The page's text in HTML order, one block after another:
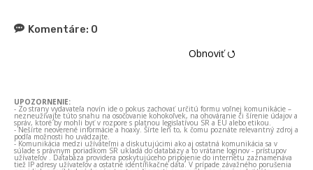
Komentáre: 0
Obnoviť ⭯
UPOZORNENIE:
- Zo strany vydavateľa novín ide o pokus zachovať určitú formu voľnej komunikácie –
nezneužívajte túto snahu na osočovanie kohokoľvek, na ohováranie či šírenie údajov a
správ, ktoré by mohli byť v rozpore s platnou legislatívou SR a EÚ alebo etikou.
- Nešírte neoverené informácie a hoaxy. Šírte len to, k čomu poznáte relevantný zdroj a
podľa možnosti ho uvádzajte.
- Komunikácia medzi užívateľmi a diskutujúcimi ako aj ostatná komunikácia sa v
súlade s právnym poriadkom SR ukladá do databázy a to vrátane loginov - prístupov
užívateľov . Databáza providera poskytujúceho pripojenie do internetu zaznamenáva
tiež IP adresy užívateľov a ostatné identifikačné dáta. V prípade závažného porušenia